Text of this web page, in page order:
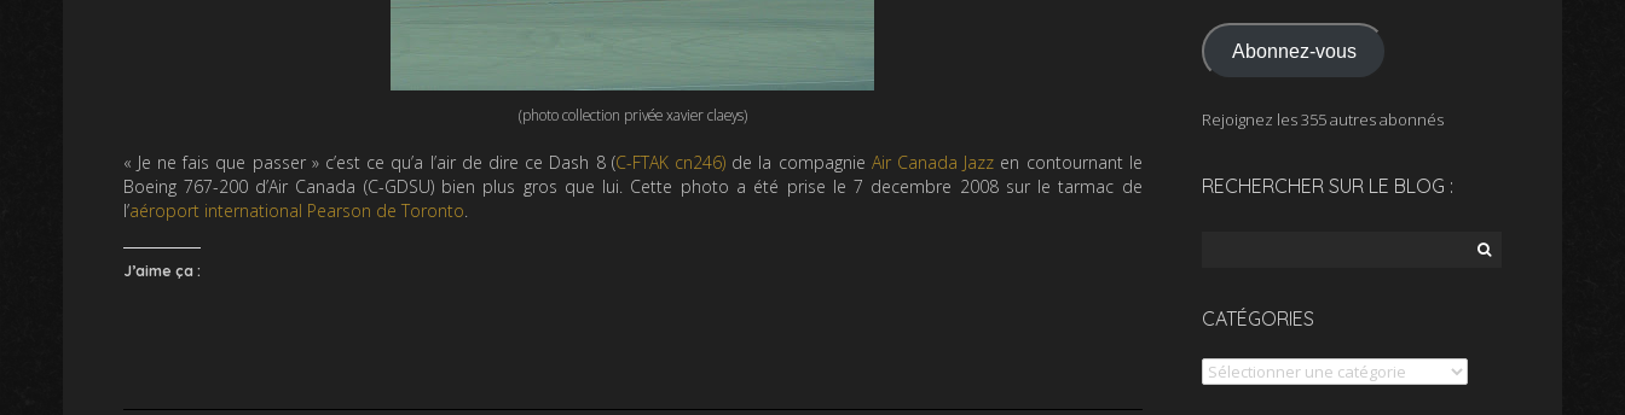
(photo collection privée xavier claeys)
« Je ne fais que passer » c’est ce qu’a l’air de dire ce Dash 8 (C-FTAK cn246)de la compagnie Air Canada Jazz en contournant le
Boeing 767-200 d’Air Canada (C-GDSU) bien plus gros que lui. Cette photo a été prise le 7 decembre 2008 sur le tarmac de
l’aéroport international Pearson de Toronto.
J’aime ça :
mail
Abonnez-vous
Rejoignez les 355 autres abonnés
RECHERCHER SUR LE BLOG :
CATÉGORIES
Catégories